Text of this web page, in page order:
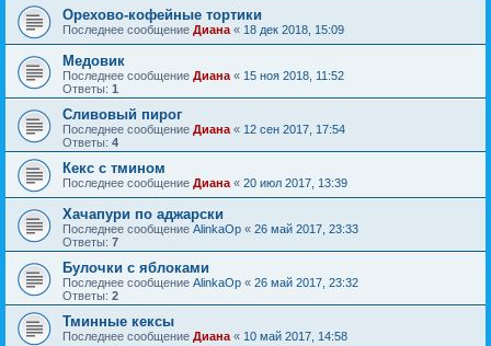
Орехово-кофейные тортики
Последнее сообщение Диана « 18 дек 2018, 15:09
Медовик
Последнее сообщение Диана « 15 ноя 2018, 11:52
Ответы: 1
Сливовый пирог
Последнее сообщение Диана « 12 сен 2017, 17:54
Ответы: 4
Кекс с тмином
Последнее сообщение Диана « 20 июл 2017, 13:39
Хачапури по аджарски
Последнее сообщение AlinkaOp « 26 май 2017, 23:33
Ответы: 7
Булочки с яблоками
Последнее сообщение AlinkaOp « 26 май 2017, 23:32
Ответы: 2
Тминные кексы
Последнее сообщение Диана « 10 май 2017, 14:58